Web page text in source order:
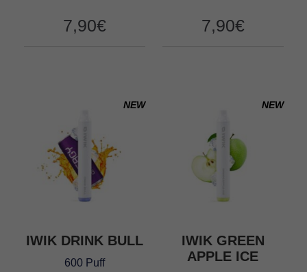
7,90€ 7,90€
NEW
IWIK DRINK BULL
600 Puff
NEW
IWIK GREEN
APPLE ICE